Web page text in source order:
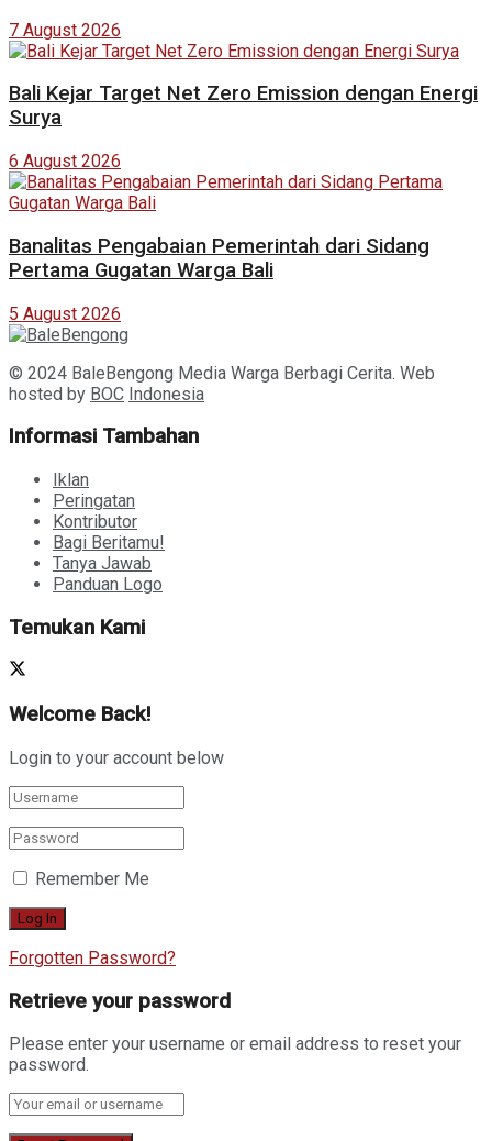
7 August 2026
Bali Kejar Target Net Zero Emission dengan Energi
Surya
6 August 2026
Banalitas Pengabaian Pemerintah dari Sidang
Pertama Gugatan Warga Bali
5 August 2026
© 2024 BaleBengong Media Warga Berbagi Cerita. Web
hosted by BOC Indonesia
Informasi Tambahan
Iklan
Peringatan
Kontributor
Bagi Beritamu!
Tanya Jawab
Panduan Logo
Temukan Kami
Welcome Back!
Login to your account below
Remember Me
Forgotten Password?
Retrieve your password
Please enter your username or email address to reset your
password.